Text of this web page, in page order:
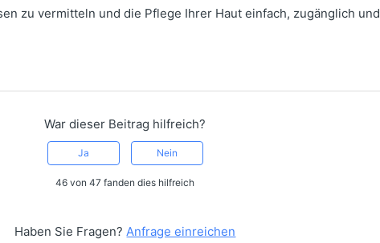
zu vermitteln und die Pflege Ihrer Haut einfach, zugänglich und
War dieser Beitrag hilfreich?
Ja Nein
46 von 47 fanden dies hilfreich
Haben Sie Fragen?Anfrage einreichen